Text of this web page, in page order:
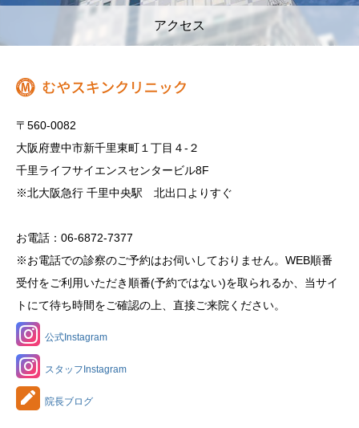
アクセス
〒560-0082
大阪府豊中市新千里東町１丁目４‐２
千里ライフサイエンスセンタービル8F
※北大阪急行 千里中央駅 北出口よりすぐ
お電話：06-6872-7377
※お電話での診察のご予約はお伺いしておりません。WEB順番
受付をご利用いただき順番(予約ではない)を取られるか、当サイ
トにて待ち時間をご確認の上、直接ご来院ください。
公式Instagram
スタッフInstagram
院長ブログ